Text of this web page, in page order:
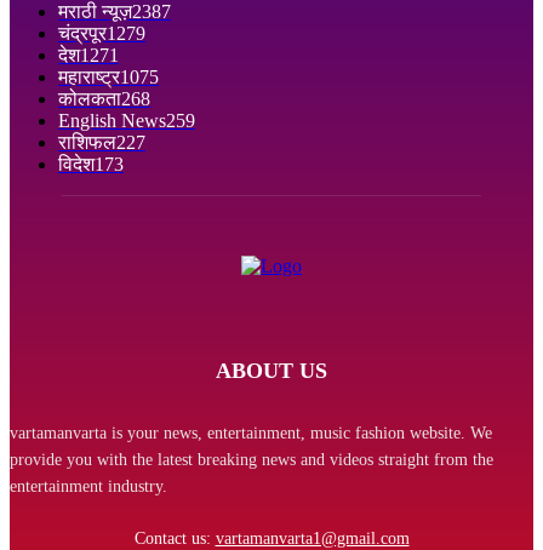
मराठी न्यूज़2387
चंद्रपूर1279
देश1271
महाराष्ट्र1075
कोलकता268
English News259
राशिफल227
विदेश173
ABOUT US
vartamanvarta is your news, entertainment, music fashion website. We
provide you with the latest breaking news and videos straight from the
entertainment industry.
Contact us: vartamanvarta1@gmail.com